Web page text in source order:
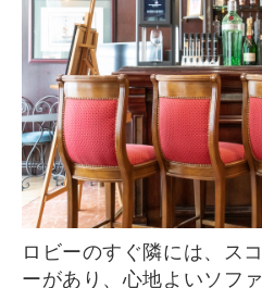
ロビーのすぐ隣には、スコティッシュスタイルバ
ーがあり、心地よいソフ